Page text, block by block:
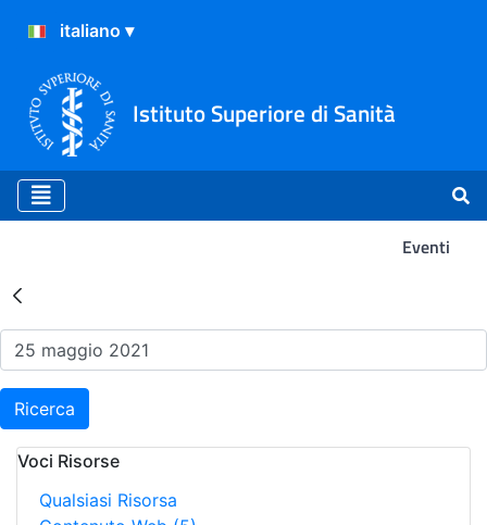
Istituto Superiore di Sanità
Eventi
Risultati della Ricerca -
Ricerca
Voci Risorse
Qualsiasi Risorsa